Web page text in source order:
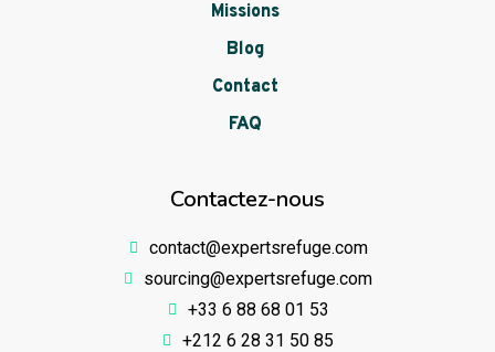
Missions
Blog
Contact
FAQ
Contactez-nous
contact@expertsrefuge.com
sourcing@expertsrefuge.com
+33 6 88 68 01 53
+212 6 28 31 50 85